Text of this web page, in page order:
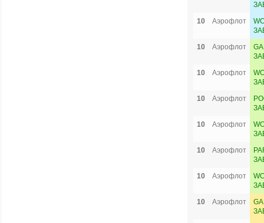
10
Аэрофлот
10
Аэрофлот
10
Аэрофлот
10
Аэрофлот
10
Аэрофлот
10
Аэрофлот
10
Аэрофлот
10
Аэрофлот